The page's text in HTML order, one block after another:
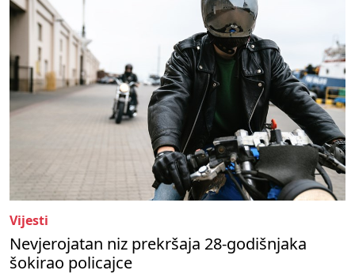
Vijesti
Nevjerojatan niz prekršaja 28-godišnjaka
šokirao policajce